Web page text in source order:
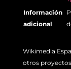
Información
adicional
Wikimedia
otros